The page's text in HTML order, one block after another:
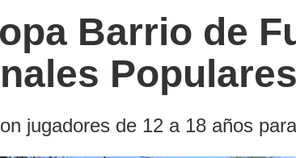
Barrio de
Populares
jugadores de 12 a 18 años